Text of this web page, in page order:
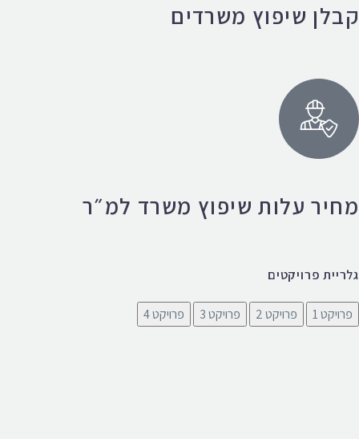
קבלן שיפוץ משרדים
מחיר עלות שיפוץ משרד למ״ר
גלריית פרויקטים
פרויקט 1 פרויקט 2 פרויקט 3 פרויקט 4